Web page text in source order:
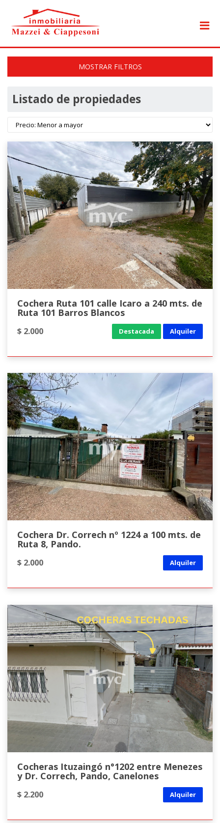
MOSTRAR FILTROS
Listado de propiedades
Cochera Ruta 101 calle Icaro a 240 mts. de
Ruta 101 Barros Blancos
$ 2.000 Destacada Alquiler
Cochera Dr. Correch nº 1224 a 100 mts. de
Ruta 8, Pando.
$ 2.000 Alquiler
Cocheras Ituzaingó n°1202 entre Menezes
y Dr. Correch, Pando, Canelones
$ 2.200 Alquiler